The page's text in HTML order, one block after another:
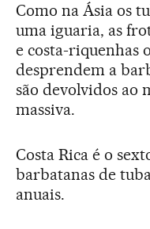
Como na Ásia os
uma iguaria, as
e costa-riquenhas
desprendem a
são devolvidos ao
massiva.
Costa Rica é o
barbatanas de
anuais.